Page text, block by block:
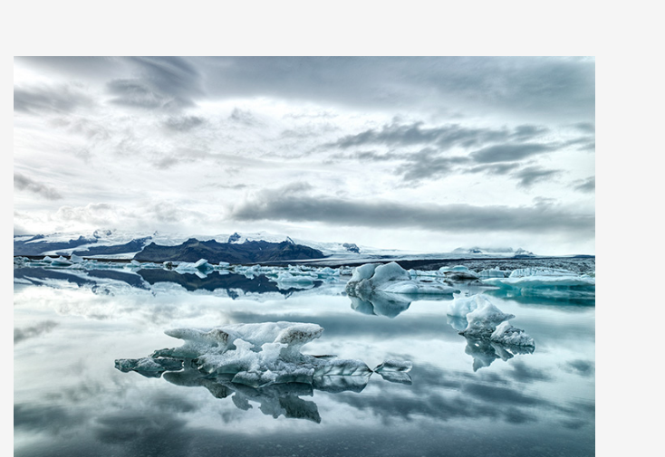
Iceland Parliament Hotel
Suðurland
Berjaya Höfn Hotel
Austurland
Berjaya Hérað Hotel
Hótel Edda Egilsstaðir
Alþjóðlegar tengingar
Berjaya Hotels & Resorts
Persónuverndarstefna Ferðaþjónustuaðilar